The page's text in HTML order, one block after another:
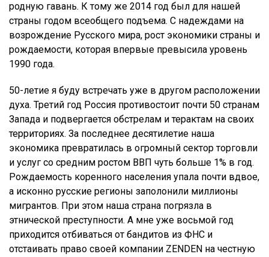
родную гавань. К тому же 2014 год был для нашей
страны годом всеобщего подъема. С надеждами на
возрождение Русского мира, рост экономики страны и
рождаемости, которая впервые превысила уровень
1990 года.
50-летие я буду встречать уже в другом расположении
духа. Третий год Россия противостоит почти 50 странам
Запада и подвергается обстрелам и терактам на своих
территориях. За последнее десятилетие наша
экономика превратилась в огромный сектор торговли
и услуг со средним ростом ВВП чуть больше 1% в год.
Рождаемость коренного населения упала почти вдвое,
а исконно русские регионы заполонили миллионы
мигрантов. При этом наша страна погрязла в
этнической преступности. А мне уже восьмой год
приходится отбиваться от бандитов из ФНС и
отстаивать право своей компании ZENDEN на честную